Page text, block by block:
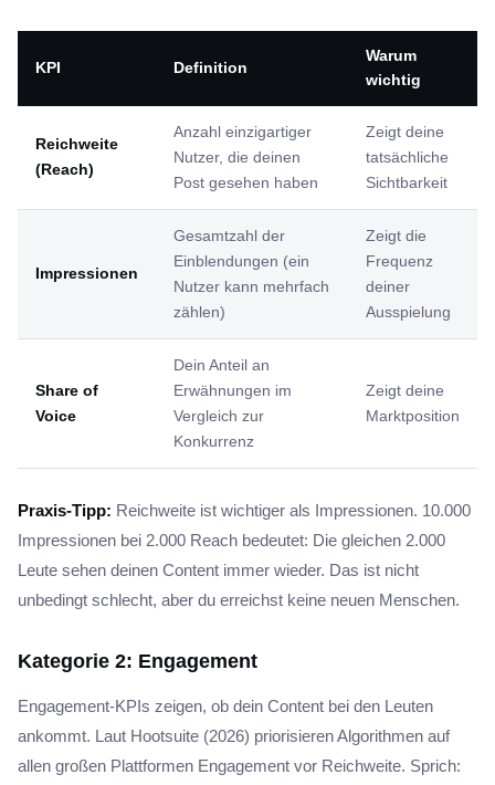
KPI Definition
Warum
wichtig
Reichweite
(Reach)
Anzahl einzigartiger
Nutzer, die deinen
Post gesehen haben
Zeigt deine
tatsächliche
Sichtbarkeit
Impressionen
Gesamtzahl der
Einblendungen (ein
Nutzer kann mehrfach
zählen)
Zeigt die
Frequenz
deiner
Ausspielung
Share of
Voice
Dein Anteil an
Erwähnungen im
Vergleich zur
Konkurrenz
Zeigt deine
Marktposition
Praxis-Tipp: Reichweite ist wichtiger als Impressionen. 10.000
Impressionen bei 2.000 Reach bedeutet: Die gleichen 2.000
Leute sehen deinen Content immer wieder. Das ist nicht
unbedingt schlecht, aber du erreichst keine neuen Menschen.
Kategorie 2: Engagement
Engagement-KPIs zeigen, ob dein Content bei den Leuten
ankommt. Laut Hootsuite (2026) priorisieren Algorithmen auf
allen großen Plattformen Engagement vor Reichweite. Sprich: